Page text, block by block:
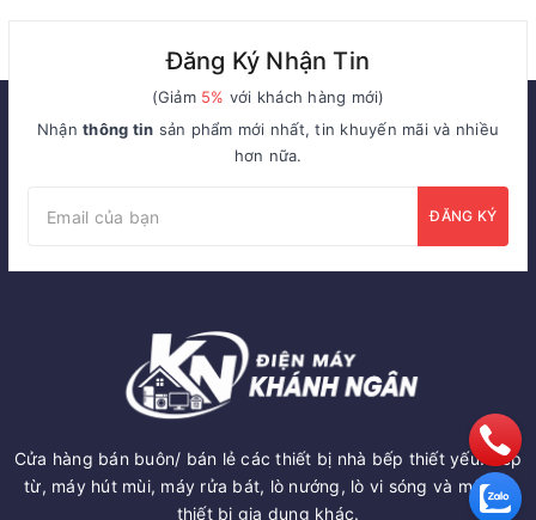
Đăng Ký Nhận Tin
(Giảm 5% với khách hàng mới)
Nhậnthông tin sản phẩm mới nhất, tin khuyến mãi và nhiều
hơn nữa.
ĐĂNG KÝ
Cửa hàng bán buôn/ bán lẻ các thiết bị nhà bếp thiết yếu: Bếp
từ, máy hút mùi, máy rửa bát, lò nướng, lò vi sóng và một số
thiết bị gia dụng khác.